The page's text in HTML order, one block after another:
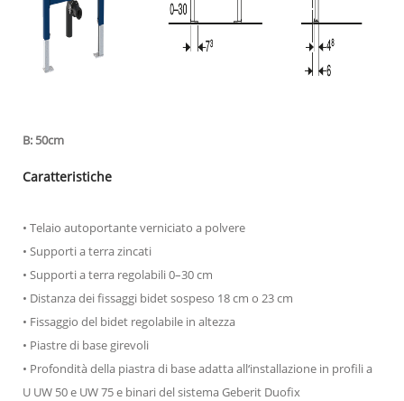
B: 50cm
Caratteristiche
• Telaio autoportante verniciato a polvere
• Supporti a terra zincati
• Supporti a terra regolabili 0–30 cm
• Distanza dei fissaggi bidet sospeso 18 cm o 23 cm
• Fissaggio del bidet regolabile in altezza
• Piastre di base girevoli
• Profondità della piastra di base adatta all‘installazione in profili a
U UW 50 e UW 75 e binari del sistema Geberit Duofix